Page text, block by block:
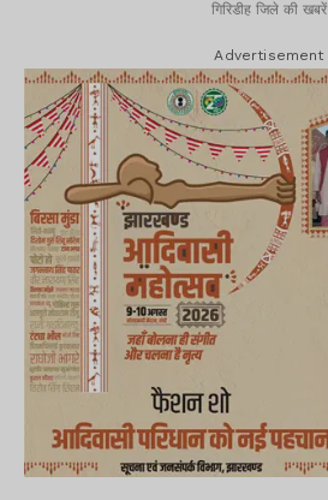
गिरिडीह जिले की खबरें
Advertisement